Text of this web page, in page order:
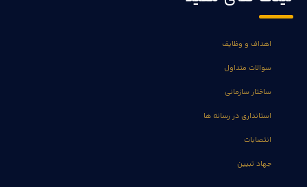
اهداف و وظایف
سوالات متداول
ساختار سازمانی
استانداری در رسانه ها
انتصابات
جهاد تبیین